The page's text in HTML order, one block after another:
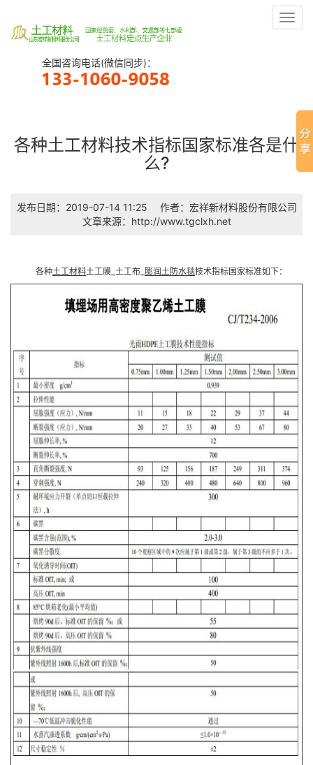
全国咨询电话(微信同步)：
各种土工材料技术指标国家标准各是什
么?
发布日期：2019-07-14 11:25
作者：宏祥新材料股份有限公司
文章来源：http://www.tgclxh.net
各种土工材料土工膜_土工布_ 膨润土防水毯技术指标国家标准如下：